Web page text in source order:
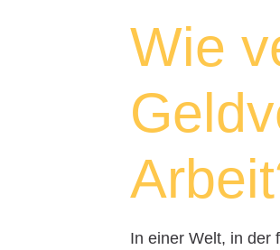
Wie
In einer Welt, in der